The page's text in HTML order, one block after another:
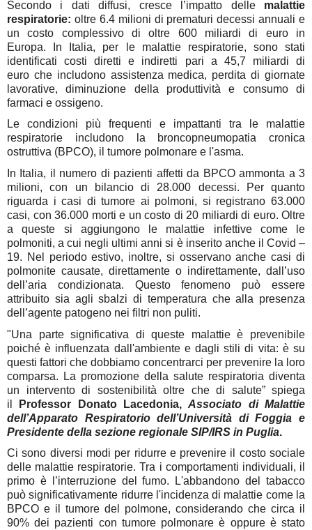
Secondo i dati diffusi, cresce l’impatto dellemalattie
respiratorie: oltre 6.4 milioni di prematuri decessi annuali e
un costo complessivo di oltre 600 miliardi di euro in
Europa. In Italia, per le malattie respiratorie, sono stati
identificati costi diretti e indiretti pari a
45,7 miliardi di
euro che includono assistenza medica, perdita di giornate
lavorative, diminuzione della produttività e consumo di
farmaci e ossigeno.
Le condizioni più frequenti e impattanti tra le malattie
respiratorie includono la
broncopneumopatia cronica
ostruttiva (BPCO), il tumore polmonare e l'asma.
In Italia, il numero di pazienti affetti da BPCOammonta a 3
milioni, con un bilancio di 28.000 decessi. Per quanto
riguarda i casi di tumore ai polmoni, si registrano 63.000
casi, con 36.000 morti e un costo di 20 miliardi di euro. Oltre
a queste si aggiungono le malattie infettive come le
polmoniti, a cui negli ultimi anni si è inserito anche il Covid –
19. Nel periodo estivo, inoltre, si osservano anchecasi di
polmonite causate, direttamente o indirettamente, dall’uso
dell’aria condizionata. Questo fenomeno può essere
attribuito sia agli sbalzi di temperatura che alla presenza
dell’agente patogeno nei filtri non puliti.
"Una parte significativa di queste malattie è prevenibile
poiché è influenzata dall'ambiente e dagli stili di vita: è su
questi fattori che dobbiamo concentrarci per prevenire la loro
comparsa. La promozione della salute respiratoria diventa
un intervento di sostenibilità oltre che di salute” spiega
il
Professor Donato Lacedonia,Associato di Malattie
dell’Apparato Respiratorio dell’Università di Foggia e
Presidente della sezione regionale SIP/IRS in Puglia.
Ci sono diversi modi per ridurre e prevenire il costo sociale
delle malattie respiratorie. Tra i comportamenti individuali, il
primo è l’interruzione del fumo. L'abbandono del tabacco
può significativamente ridurre l'incidenza di malattie come la
BPCO e il tumore del polmone, considerando che circa il
90% dei pazienti con tumore polmonare è oppure è stato